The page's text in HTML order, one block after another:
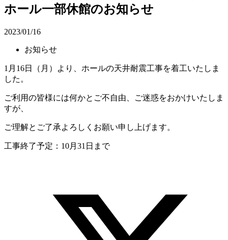
ホール一部休館のお知らせ
2023/01/16
お知らせ
1月16日（月）より、ホールの天井耐震工事を着工いたしま
した。
ご利用の皆様には何かとご不自由、ご迷惑をおかけいたしま
すが、
ご理解とご了承よろしくお願い申し上げます。
工事終了予定：10月31日まで